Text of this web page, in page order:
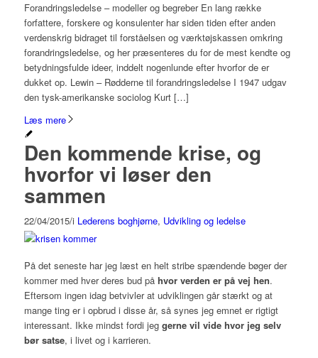
Forandringsledelse – modeller og begreber En lang række
forfattere, forskere og konsulenter har siden tiden efter anden
verdenskrig bidraget til forståelsen og værktøjskassen omkring
forandringsledelse, og her præsenteres du for de mest kendte og
betydningsfulde ideer, inddelt nogenlunde efter hvorfor de er
dukket op. Lewin – Rødderne til forandringsledelse I 1947 udgav
den tysk-amerikanske sociolog Kurt […]
Læs mere
Den kommende krise, og
hvorfor vi løser den
sammen
22/04/2015/i Lederens boghjørne, Udvikling og ledelse
På det seneste har jeg læst en helt stribe spændende bøger der
kommer med hver deres bud påhvor verden er på vej hen.
Eftersom ingen idag betvivler at udviklingen går stærkt og at
mange ting er i opbrud i disse år, så synes jeg emnet er rigtigt
interessant. Ikke mindst fordi jeg gerne vil vide hvor jeg selv
bør satse, i livet og i karrieren.